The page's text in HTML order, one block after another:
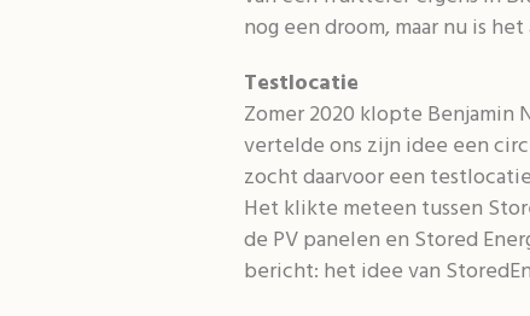
nog een droom, maar nu is
Testlocatie
Zomer 2020 klopte Benjamin
vertelde ons zijn idee een
zocht daarvoor een
Het klikte meteen tussen
de PV panelen en Stored
bericht: het idee van